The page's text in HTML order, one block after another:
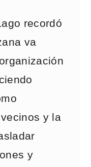
recordó
va
y la
y